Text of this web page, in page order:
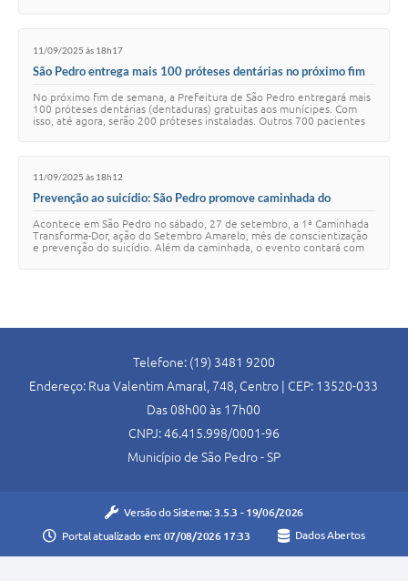
11/09/2025 às 18h17
São Pedro entrega mais 100 próteses dentárias no próximo fim
No próximo fim de semana, a Prefeitura de São Pedro entregará mais
100 próteses dentárias (dentaduras) gratuitas aos munícipes. Com
isso, até agora, serão 200 próteses instaladas. Outros 700 pacientes
11/09/2025 às 18h12
Prevenção ao suicídio: São Pedro promove caminhada do
Acontece em São Pedro no sábado, 27 de setembro, a 1ª Caminhada
Transforma-Dor, ação do Setembro Amarelo, mês de conscientização
e prevenção do suicídio. Além da caminhada, o evento contará com
Telefone: (19) 3481 9200
Endereço: Rua Valentim Amaral, 748, Centro | CEP: 13520-033
Das 08h00 às 17h00
CNPJ: 46.415.998/0001-96
Município de São Pedro - SP
Versão do Sistema: 3.5.3 - 19/06/2026
Portal atualizado em: 07/08/2026 17:33 Dados Abertos